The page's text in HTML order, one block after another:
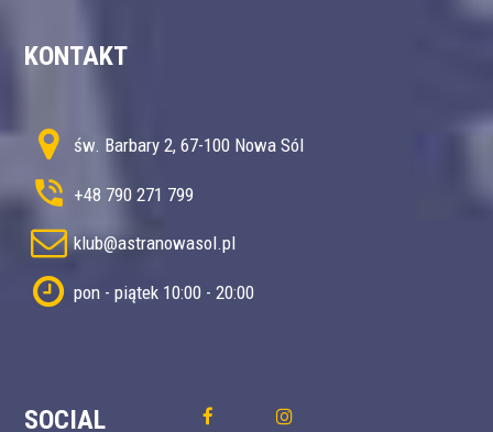
KONTAKT
św. Barbary 2, 67-100 Nowa Sól
+48 790 271 799
klub@astranowasol.pl
pon - piątek 10:00 - 20:00
SOCIAL